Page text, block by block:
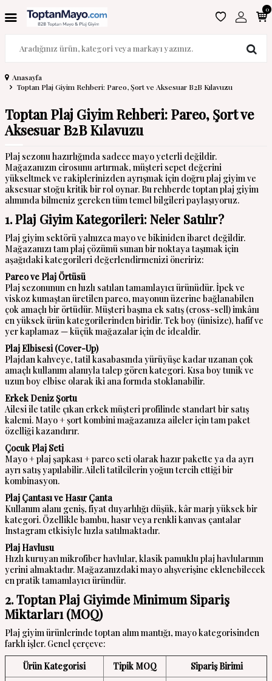
0
Anasayfa
Toptan Plaj Giyim Rehberi: Pareo, Şort ve Aksesuar B2B Kılavuzu
Toptan Plaj Giyim Rehberi: Pareo, Şort ve
Aksesuar B2B Kılavuzu
Plaj sezonu hazırlığında sadece mayo yeterli değildir.
Mağazanızın cirosunu artırmak, müşteri sepet değerini
yükseltmek ve rakiplerinizden ayrışmak için doğru plaj giyim ve
aksesuar stoğu kritik bir rol oynar. Bu rehberde toptan plaj giyim
alımında bilmeniz gereken tüm temel bilgileri paylaşıyoruz.
1. Plaj Giyim Kategorileri: Neler Satılır?
Plaj giyim sektörü yalnızca mayo ve bikiniden ibaret değildir.
Mağazanızı tam plaj çözümü sunan bir noktaya taşımak için
aşağıdaki kategorileri değerlendirmenizi öneririz:
Pareo ve Plaj Örtüsü
Plaj sezonunun en hızlı satılan tamamlayıcı ürünüdür. İpek ve
viskoz kumaştan üretilen pareo, mayonun üzerine bağlanabilen
çok amaçlı bir örtüdür. Müşteri başına ek satış (cross-sell) imkânı
en yüksek ürün kategorilerinden biridir. Tek boy (ünisize), hafif ve
yer kaplamaz — küçük mağazalar için de idealdir.
Plaj Elbisesi (Cover-Up)
Plajdan kahveye, tatil kasabasında yürüyüşe kadar uzanan çok
amaçlı kullanım alanıyla talep gören kategori. Kısa boy tunik ve
uzun boy elbise olarak iki ana formda stoklanabilir.
Erkek Deniz Şortu
Ailesi ile tatile çıkan erkek müşteri profilinde standart bir satış
kalemi. Mayo + şort kombini mağazanıza aileler için tam paket
özelliği kazandırır.
Çocuk Plaj Seti
Mayo + plaj şapkası + pareo seti olarak hazır pakette ya da ayrı
ayrı satış yapılabilir. Aileli tatilcilerin yoğun tercih ettiği bir
kombinasyon.
Plaj Çantası ve Hasır Çanta
Kullanım alanı geniş, fiyat duyarlılığı düşük, kâr marjı yüksek bir
kategori. Özellikle bambu, hasır veya renkli kanvas çantalar
Instagram etkisiyle hızla satılmaktadır.
Plaj Havlusu
Hızlı kuruyan mikrofiber havlular, klasik pamuklu plaj havlularının
yerini almaktadır. Mağazanızdaki mayo alışverişine eklenebilecek
en pratik tamamlayıcı üründür.
2. Toptan Plaj Giyimde Minimum Sipariş
Miktarları (MOQ)
Plaj giyim ürünlerinde toptan alım mantığı, mayo kategorisinden
farklı işler. Genel çerçeve:
Ürün Kategorisi
Tipik MOQ
Sipariş Birimi